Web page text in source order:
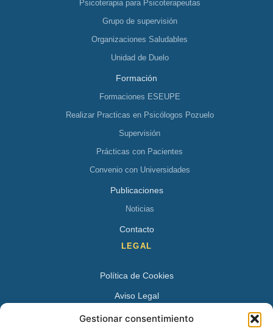
Gestionar consentimiento
Psicoterapia para Psicoterapeutas
Grupo de supervisión
Organizaciones Saludables
Unidad de Duelo
Formación
Formaciones ESEUPE
Realizar Practicas en Psicólogos Pozuelo
Supervisión
Prácticas con Pacientes
Convenio con Universidades
Publicaciones
Noticias
Contacto
LEGAL
Política de Cookies
Aviso Legal
Política de Privacidad